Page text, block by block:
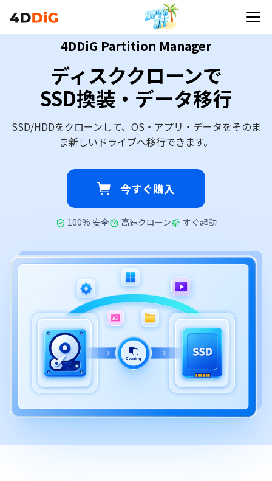
4DDiG Partition Manager
ディスククローンで
SSD換装・データ移行
SSD/HDDをクローンして、OS・アプリ・データをそのま
ま新しいドライブへ移行できます。
今すぐ購入
100% 安全 高速クローン すぐ起動